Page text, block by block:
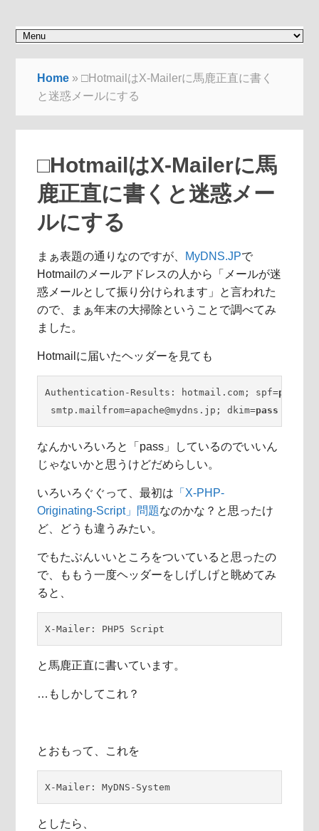
Home »□HotmailはX-Mailerに馬鹿正直に書く
と迷惑メールにする
□HotmailはX-Mailerに馬
鹿正直に書くと迷惑メー
ルにする
まぁ表題の通りなのですが、 MyDNS.JPで
Hotmailのメールアドレスの人から「メールが迷
惑メールとして振り分けられます」と言われた
ので、まぁ年末の大掃除ということで調べてみ
ました。
Hotmailに届いたヘッダーを見ても
Authentication-Results: hotmail.com; spf=pass
smtp.mailfrom=apache@mydns.jp; dkim=pass
なんかいろいろと「pass」しているのでいいん
じゃないかと思うけどだめらしい。
いろいろぐぐって、最初は 「X-PHP-
Originating-Script」問題なのかな？と思ったけ
ど、どうも違うみたい。
でもたぶんいいところをついていると思ったの
で、ももう一度ヘッダーをしげしげと眺めてみ
ると、
X-Mailer: PHP5 Script
と馬鹿正直に書いています。
…もしかしてこれ？
とおもって、これを
X-Mailer: MyDNS-System
としたら、